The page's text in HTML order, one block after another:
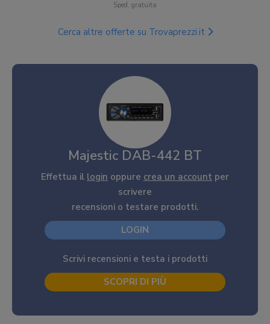
Sped. gratuita
Cerca altre offerte su Trovaprezzi.it
Majestic DAB-442 BT
Effettua il login oppure crea un account per
scrivere
recensioni o testare prodotti.
LOGIN
Scrivi recensioni e testa i prodotti
SCOPRI DI PIÙ